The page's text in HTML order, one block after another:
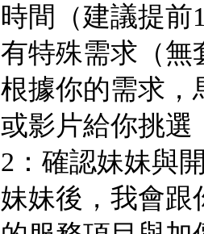
間（建議提前
特殊需求（
據你的需求
影片給你挑選
：確認妹妹與
妹後，我會跟